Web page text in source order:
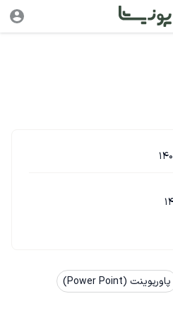
پاورپوینت (Power Point)